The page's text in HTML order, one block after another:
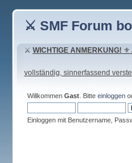
⚔ SMF Forum
⚔ WICHTIGE ANMERKUNG! ⚜
vollständig, sinnerfassend
Willkommen Gast. Bitte einloggen
Einloggen mit Benutzername,